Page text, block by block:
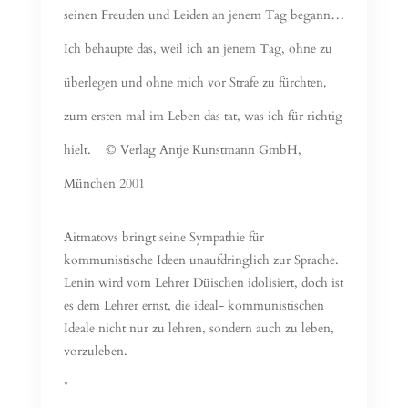
seinen Freuden und Leiden an jenem Tag begann…
Ich behaupte das, weil ich an jenem Tag, ohne zu
überlegen und ohne mich vor Strafe zu fürchten,
zum ersten mal im Leben das tat, was ich für richtig
hielt.
© Verlag Antje Kunstmann GmbH,
München 2001
Aitmatovs bringt seine Sympathie für
kommunistische Ideen unaufdringlich zur Sprache.
Lenin wird vom Lehrer Düischen idolisiert, doch ist
es dem Lehrer ernst, die ideal- kommunistischen
Ideale nicht nur zu lehren, sondern auch zu leben,
vorzuleben.
*